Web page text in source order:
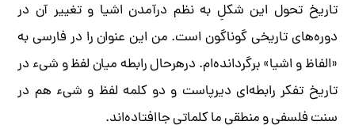
تاریخ تحول این شکلِ به نظم درآمدن اشیا و تغییر آن در
دوره‌های تاریخی گوناگون است. من این عنوان را در فارسی به
«الفاظ و اشیا» برگردانده‌ام. درهرحال رابطه میان لفظ و شیء در
تاریخ تفکر رابطه‌ای دیرپاست و دو کلمه لفظ و شی‌ء هم در
سنت فلسفی و منطقی ما کلماتی جاافتاده‌اند.